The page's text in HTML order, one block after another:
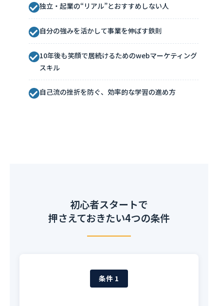
独立・起業の“リアル”とおすすめしない人
自分の強みを活かして事業を伸ばす鉄則
10年後も笑顔で居続けるためのwebマーケティング
スキル
自己流の挫折を防ぐ、効率的な学習の進め方
初心者スタートで
押さえておきたい4つの条件
条件 1